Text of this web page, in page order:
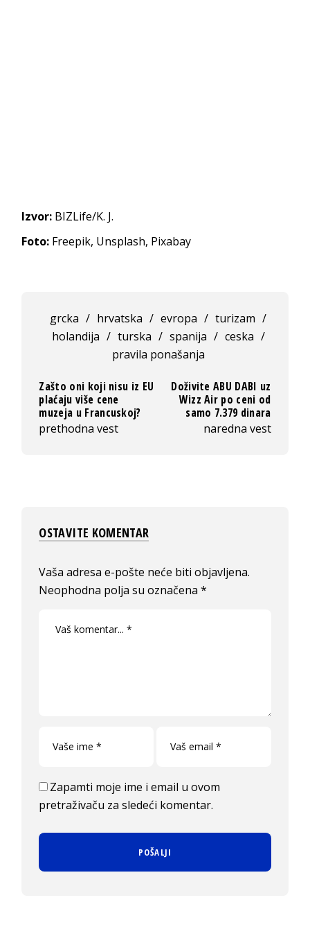
Izvor: BIZLife/K. J.
Foto: Freepik, Unsplash, Pixabay
grcka / hrvatska / evropa / turizam /
holandija / turska / spanija / ceska /
pravila ponašanja
Zašto oni koji nisu iz EU
plaćaju više cene
muzeja u Francuskoj?
prethodna vest
Doživite ABU DABI uz
Wizz Air po ceni od
samo 7.379 dinara
naredna vest
OSTAVITE KOMENTAR
Vaša adresa e-pošte neće biti objavljena.
Neophodna polja su označena*
Zapamti moje ime i email u ovom
pretraživaču za sledeći komentar.